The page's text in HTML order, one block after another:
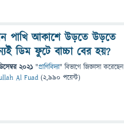
পাখি আকাশে উড়তে উড়তে
ডিম ফুটে বাচ্চা বের হয়‌?
2021 "প্রাণিবিদ্যা" বিভাগে জিজ্ঞাসাকরেছেন
Al Fuad (2,990 পয়েন্ট)